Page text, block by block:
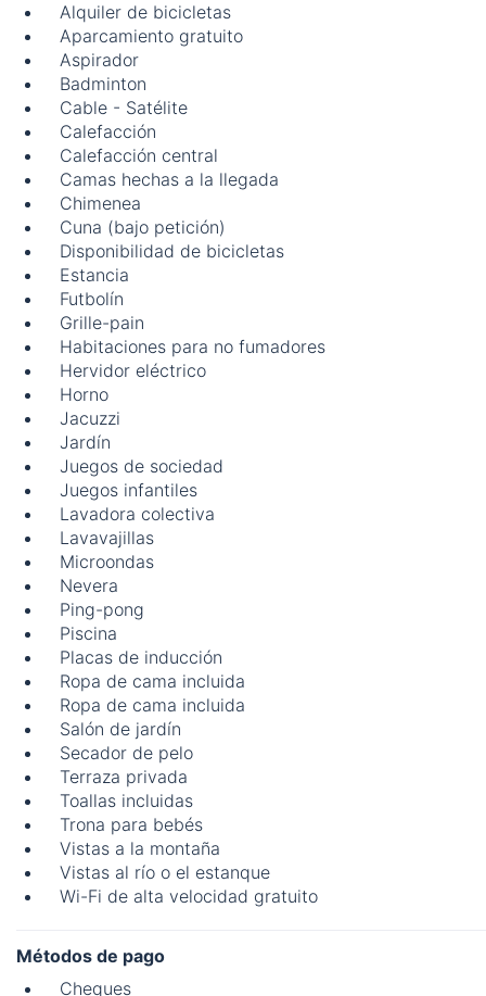
Alquiler de bicicletas
Aparcamiento gratuito
Aspirador
Badminton
Cable - Satélite
Calefacción
Calefacción central
Camas hechas a la llegada
Chimenea
Cuna (bajo petición)
Disponibilidad de bicicletas
Estancia
Futbolín
Grille-pain
Habitaciones para no fumadores
Hervidor eléctrico
Horno
Jacuzzi
Jardín
Juegos de sociedad
Juegos infantiles
Lavadora colectiva
Lavavajillas
Microondas
Nevera
Ping-pong
Piscina
Placas de inducción
Ropa de cama incluida
Ropa de cama incluida
Salón de jardín
Secador de pelo
Terraza privada
Toallas incluidas
Trona para bebés
Vistas a la montaña
Vistas al río o el estanque
Wi-Fi de alta velocidad gratuito
Métodos de pago
Cheques